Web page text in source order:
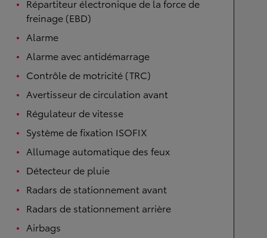
Répartiteur électronique de la force de
freinage (EBD)
Alarme
Alarme avec antidémarrage
Contrôle de motricité (TRC)
Avertisseur de circulation avant
Régulateur de vitesse
Système de fixation ISOFIX
Allumage automatique des feux
Détecteur de pluie
Radars de stationnement avant
Radars de stationnement arrière
Airbags